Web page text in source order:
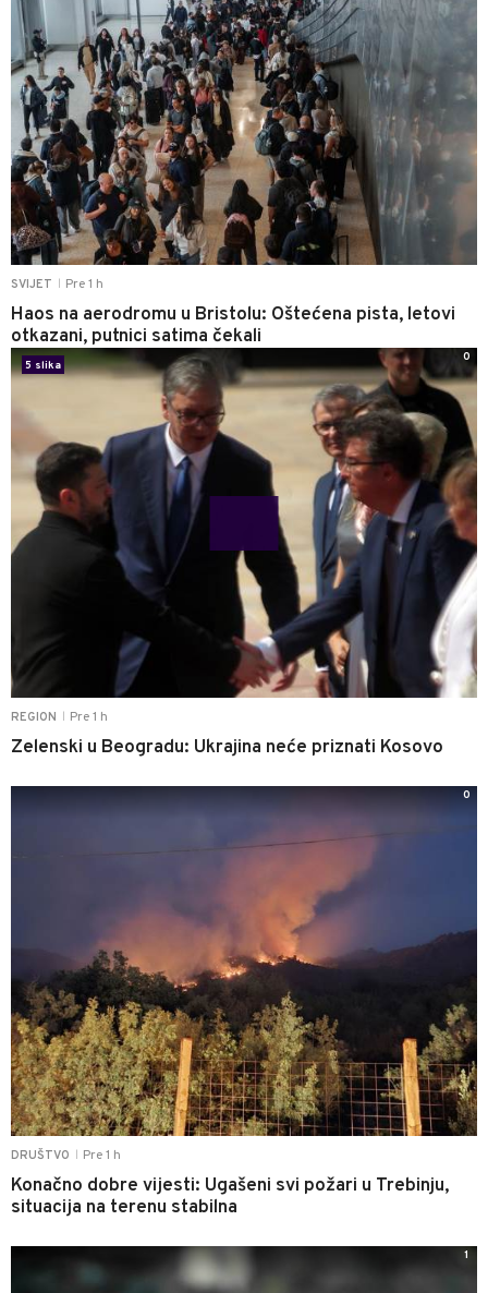
SVIJET Pre 1 h
Haos na aerodromu u Bristolu: Oštećena pista, letovi
otkazani, putnici satima čekali
REGION Pre 1 h
Zelenski u Beogradu: Ukrajina neće priznati Kosovo
5 slika
0
DRUŠTVO Pre 1 h
Konačno dobre vijesti: Ugašeni svi požari u Trebinju,
situacija na terenu stabilna
0
1